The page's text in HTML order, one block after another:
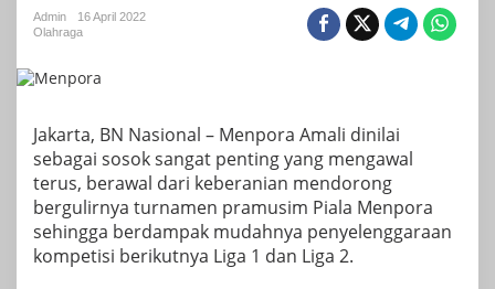
Concern
Admin
16 April 2022
Olahraga
Jakarta, BN Nasional – Menpora Amali dinilai
sebagai sosok sangat penting yang mengawal
terus, berawal dari keberanian mendorong
bergulirnya turnamen pramusim Piala Menpora
sehingga berdampak mudahnya penyelenggaraan
kompetisi berikutnya Liga 1 dan Liga 2.